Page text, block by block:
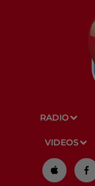
RADIO
VIDEOS